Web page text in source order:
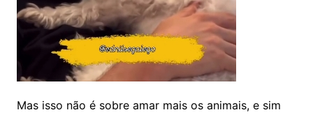
Mas isso não é sobre amar mais os animais, e sim